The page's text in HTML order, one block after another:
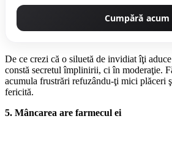
Cumpără acum
De ce crezi că o siluetă de invidiat îţi
constă secretul împlinirii, ci în moderaţie.
acumula frustrări refuzându-ţi mici plăceri
fericită.
5. Mâncarea are farmecul ei